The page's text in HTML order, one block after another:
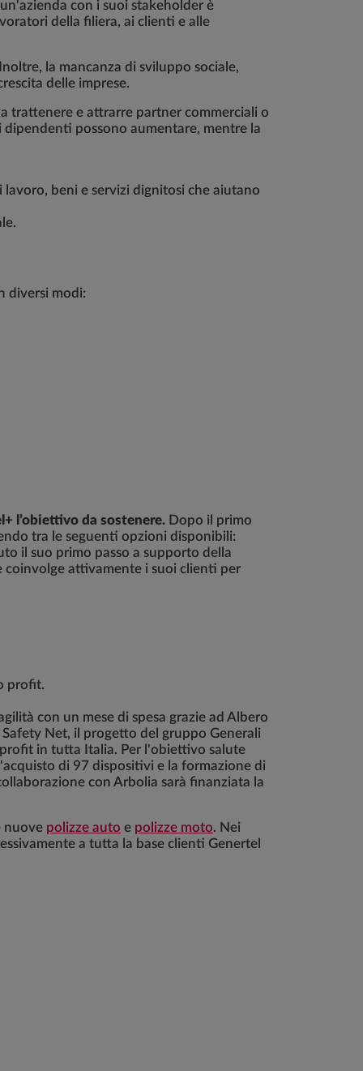
con i suoi stakeholder è
della filiera, ai clienti e alle
la mancanza di sviluppo sociale,
delle imprese.
trattenere e attrarre partner commerciali o
possono aumentare, mentre la
beni e servizi dignitosi che aiutano
diversi modi:
l’obiettivo da sostenere. Dopo il primo
tra le seguenti opzioni disponibili:
il suo primo passo a supporto della
coinvolge attivamente i suoi clienti per
profit.
con un mese di spesa grazie ad Albero
Net, il progetto del gruppo Generali
in tutta Italia. Per l'obiettivo salute
di 97 dispositivi e la formazione di
con Arbolia sarà finanziata la
nuove polizze auto e polizze moto. Nei
a tutta la base clienti Genertel